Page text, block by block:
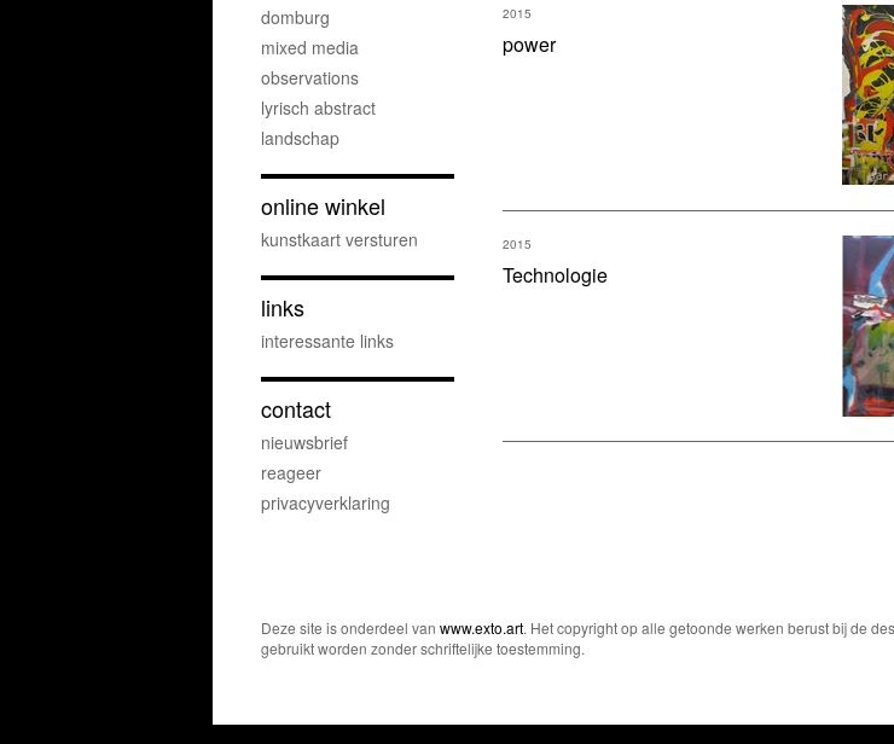
power
2015
Technologie
2015
domburg
mixed media
observations
lyrisch abstract
landschap
online winkel
kunstkaart versturen
links
interessante links
contact
nieuwsbrief
reageer
privacyverklaring
Deze site is onderdeel van www.exto.art. Het copyright op alle getoonde werken berust bij de
gebruikt worden zonder schriftelijke toestemming.